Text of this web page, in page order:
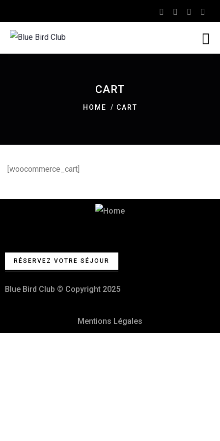
CART
HOME CART
[woocommerce_cart]
RÉSERVEZ VOTRE SÉJOUR
Blue Bird Club © Copyright 2025
Mentions Légales